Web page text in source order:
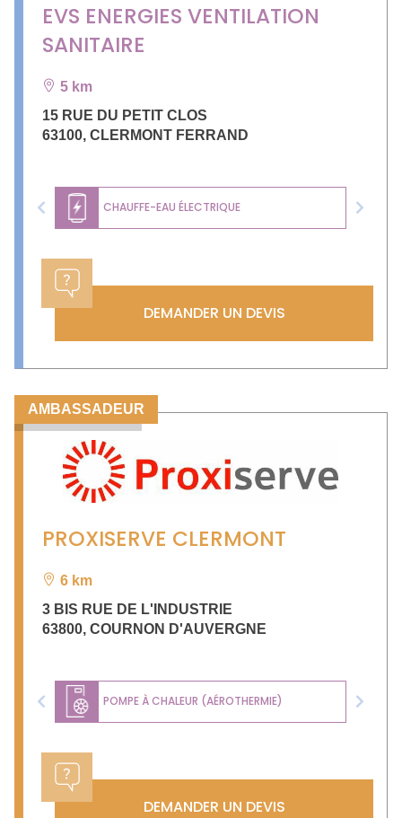
EVS ENERGIES VENTILATION
SANITAIRE
5 km
15 RUE DU PETIT CLOS
63100, CLERMONT FERRAND
CHAUFFE-EAU ÉLECTRIQUE
Previous Next
DEMANDER UN DEVIS
AMBASSADEUR
PROXISERVE CLERMONT
6 km
3 BIS RUE DE L'INDUSTRIE
63800, COURNON D'AUVERGNE
POMPE À CHALEUR (AÉROTHERMIE)
Previous Next
DEMANDER UN DEVIS